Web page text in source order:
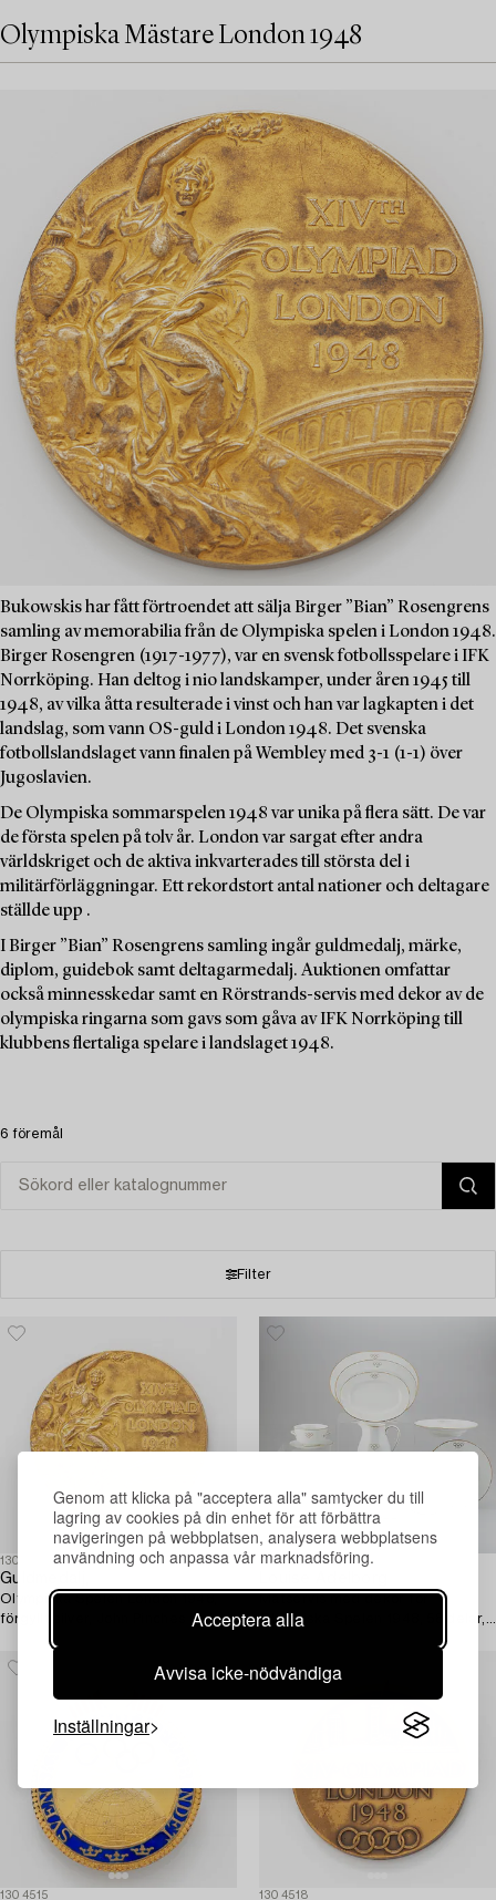
Genom att klicka på "acceptera alla" samtycker du till
lagring av cookies på din enhet för att förbättra
navigeringen på webbplatsen, analysera webbplatsens
användning och anpassa vår marknadsföring.
Acceptera alla
Avvisa icke-nödvändiga
Inställningar
Olympiska Mästare London 1948
Bukowskis har fått förtroendet att sälja Birger ”Bian” Rosengrens
samling av memorabilia från de Olympiska spelen i London 1948.
Birger Rosengren (1917-1977), var en svensk fotbollsspelare i IFK
Norrköping. Han deltog i nio landskamper, under åren 1945 till
1948, av vilka åtta resulterade i vinst och han var lagkapten i det
landslag, som vann OS-guld i London 1948. Det svenska
fotbollslandslaget vann finalen på Wembley med 3-1 (1-1) över
Jugoslavien.
De Olympiska sommarspelen 1948 var unika på flera sätt. De var
de första spelen på tolv år. London var sargat efter andra
världskriget och de aktiva inkvarterades till största del i
militärförläggningar. Ett rekordstort antal nationer och deltagare
ställde upp .
I Birger ”Bian” Rosengrens samling ingår guldmedalj, märke,
diplom, guidebok samt deltagarmedalj. Auktionen omfattar
också minnesskedar samt en Rörstrands-servis med dekor av de
olympiska ringarna som gavs som gåva av IFK Norrköping till
klubbens flertaliga spelare i landslaget 1948.
6 föremål
Filter
1304516
Guldmedalj,
Olympiska Spelen London 1948,
förgyllt silver, John Pinches Ltd,
1304514
Olympiska Spelen 1948, 58 delar,
1304515 1304518